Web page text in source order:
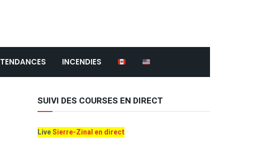
TENDANCES INCENDIES
SUIVI DES COURSES EN DIRECT
LiveSierre-Zinal en direct